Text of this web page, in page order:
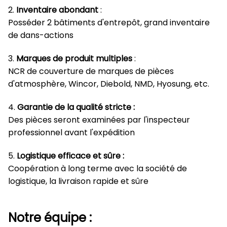
2. Inventaire abondant:
Posséder 2 bâtiments d'entrepôt, grand inventaire
de dans-actions
3. Marques de produit multiples:
NCR de couverture de marques de pièces
d'atmosphère, Wincor, Diebold, NMD, Hyosung, etc.
4. Garantie de la qualité stricte :
Des pièces seront examinées par l'inspecteur
professionnel avant l'expédition
5. Logistique efficace et sûre :
Coopération à long terme avec la société de
logistique, la livraison rapide et sûre
Notre équipe :